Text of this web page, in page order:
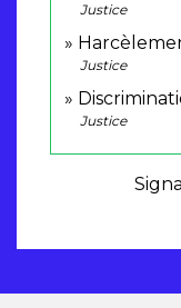
Justice
Justice
Justice